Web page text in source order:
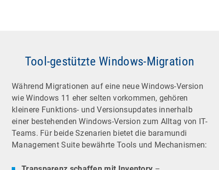
Tool-gestützte Windows-Migration
Während Migrationen auf eine neue Windows-Version
wie Windows 11 eher selten vorkommen, gehören
kleinere Funktions- und Versionsupdates innerhalb
einer bestehenden Windows-Version zum Alltag von IT-
Teams. Für beide Szenarien bietet die baramundi
Management Suite bewährte Tools und Mechanismen: